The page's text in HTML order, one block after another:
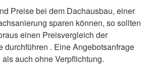
Preise bei dem Dachausbau, einer
sparen können, so sollten
einen Preisvergleich der
durchführen . Eine Angebotsanfrage
auch ohne Verpflichtung.